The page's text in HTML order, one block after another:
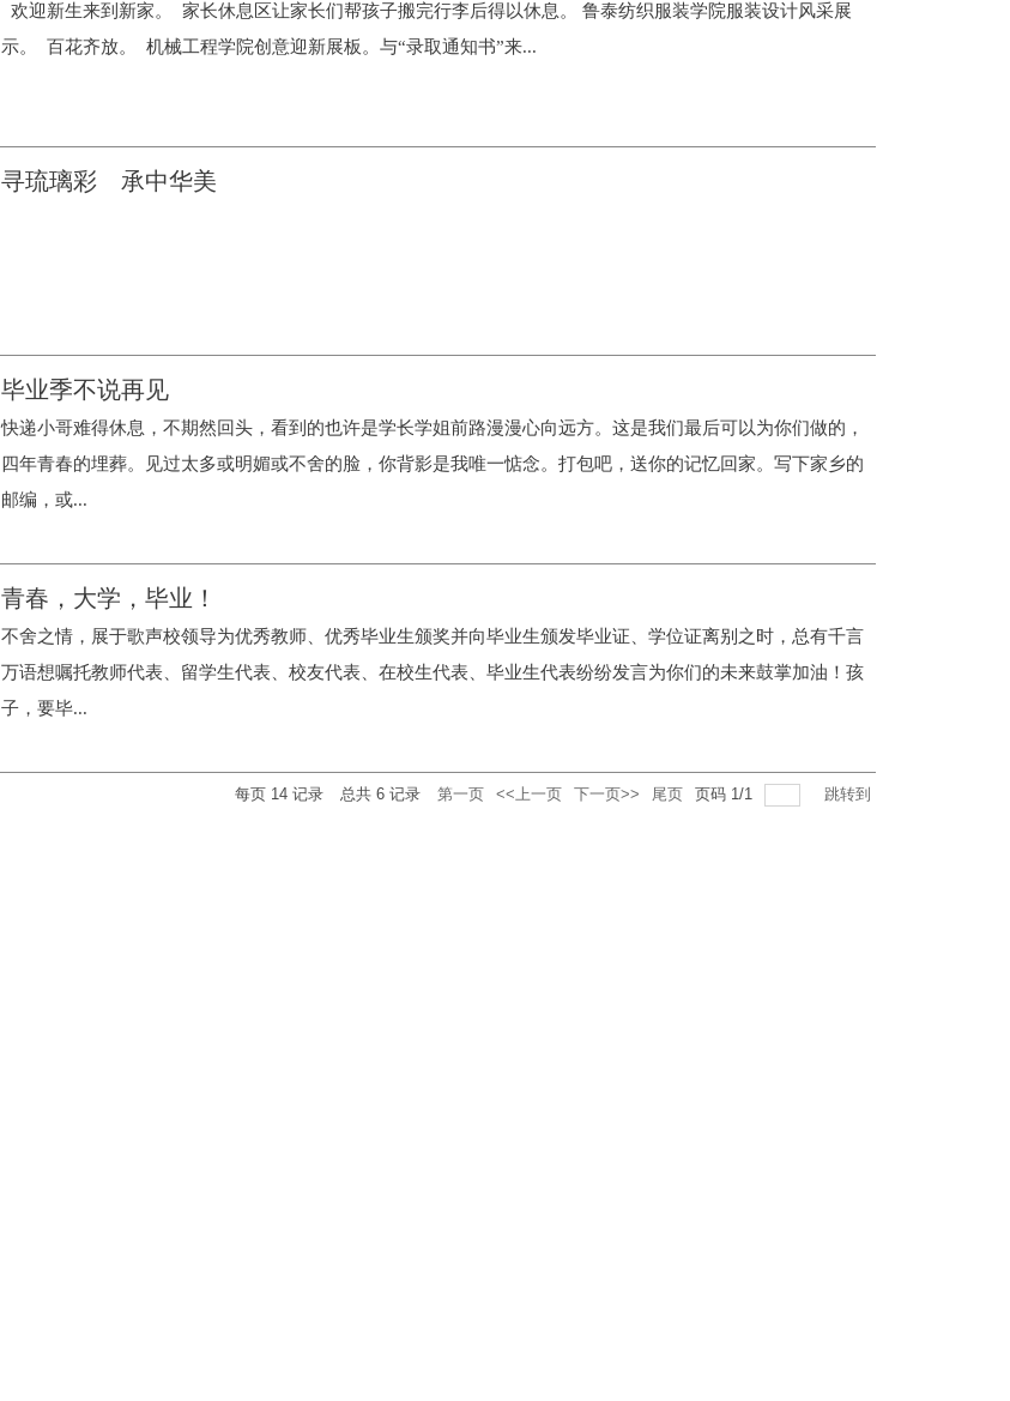
欢迎新生来到新家。 家长休息区让家长们帮孩子搬完行李后得以休息。 鲁泰纺织服装学院服装设计风采展
示。 百花齐放。 机械工程学院创意迎新展板。与“录取通知书”来...
寻琉璃彩 承中华美
毕业季不说再见
快递小哥难得休息，不期然回头，看到的也许是学长学姐前路漫漫心向远方。这是我们最后可以为你们做的，
四年青春的埋葬。见过太多或明媚或不舍的脸，你背影是我唯一惦念。打包吧，送你的记忆回家。写下家乡的
邮编，或...
青春，大学，毕业！
不舍之情，展于歌声校领导为优秀教师、优秀毕业生颁奖并向毕业生颁发毕业证、学位证离别之时，总有千言
万语想嘱托教师代表、留学生代表、校友代表、在校生代表、毕业生代表纷纷发言为你们的未来鼓掌加油！孩
子，要毕...
每页 14 记录 总共 6 记录 第一页 <<上一页 下一页>> 尾页 页码 1/1 跳转到